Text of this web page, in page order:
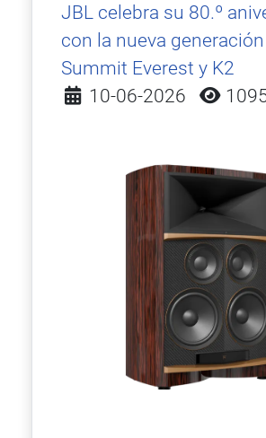
JBL celebra su 80.º
con la nueva
Summit Everest y K2
Detalles
10-06-2026